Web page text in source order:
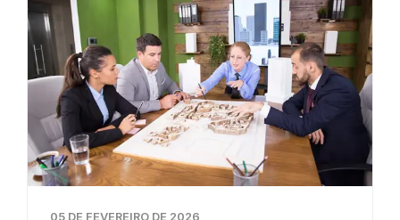
05 DE FEVEREIRO DE 2026